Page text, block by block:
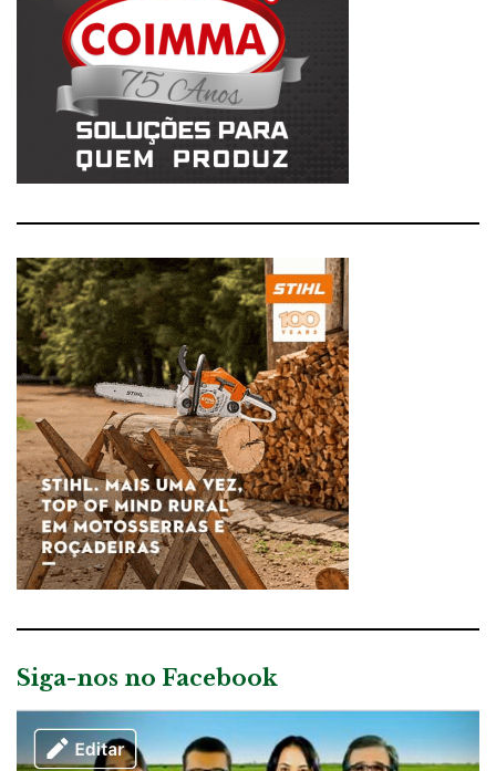
Siga-nos no Facebook